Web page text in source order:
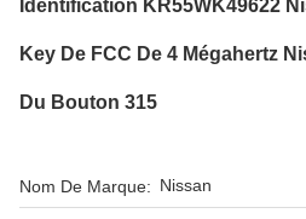
Identification KR55WK49622
Key De FCC De 4 Mégahertz
Du Bouton 315
Nom De Marque: Nissan